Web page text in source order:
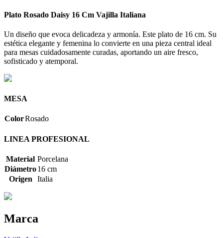
Plato Rosado Daisy 16 Cm Vajilla Italiana
Un diseño que evoca delicadeza y armonía. Este plato de 16 cm. Su
estética elegante y femenina lo convierte en una pieza central ideal
para mesas cuidadosamente curadas, aportando un aire fresco,
sofisticado y atemporal.
MESA
ColorRosado
LINEA PROFESIONAL
Material Porcelana
Diámetro16 cm
Origen
Italia
Marca